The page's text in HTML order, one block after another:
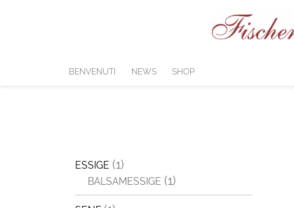
BENVENUTI NEWS SHOP
ESSIGE (1)
BALSAMESSIGE (1)